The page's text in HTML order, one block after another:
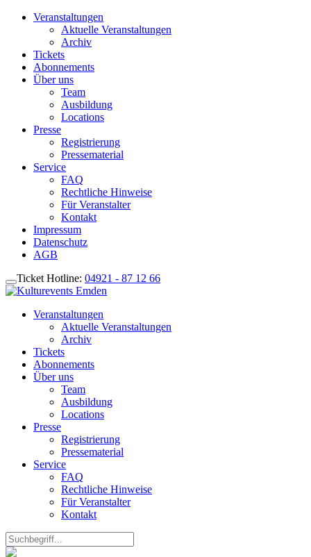
Veranstaltungen
Aktuelle Veranstaltungen
Archiv
Tickets
Abonnements
Über uns
Team
Ausbildung
Locations
Presse
Registrierung
Pressematerial
Service
FAQ
Rechtliche Hinweise
Für Veranstalter
Kontakt
Impressum
Datenschutz
AGB
Ticket Hotline: 04921 - 87 12 66
Veranstaltungen
Aktuelle Veranstaltungen
Archiv
Tickets
Abonnements
Über uns
Team
Ausbildung
Locations
Presse
Registrierung
Pressematerial
Service
FAQ
Rechtliche Hinweise
Für Veranstalter
Kontakt